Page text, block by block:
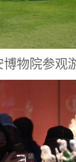
博物院参观